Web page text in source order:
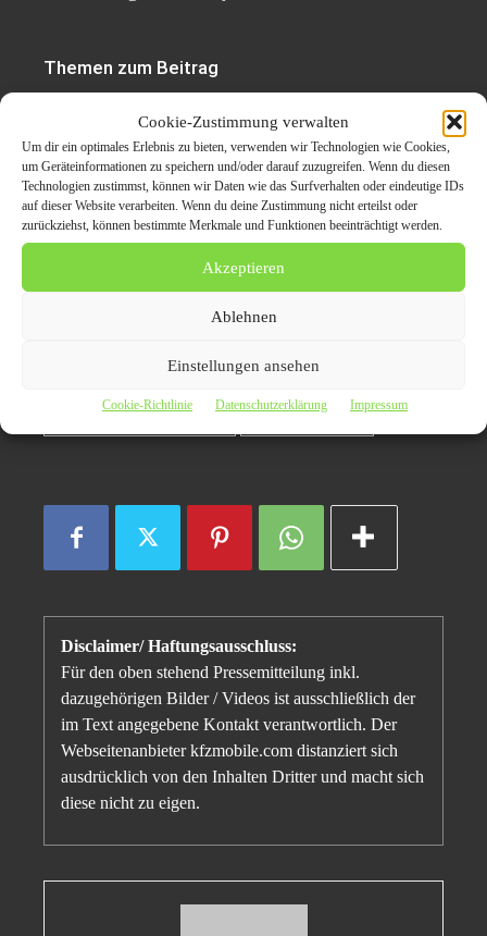
Cookie-Zustimmung verwalten
Um dir ein optimales Erlebnis zu bieten, verwenden wir Technologien wie Cookies,
um Geräteinformationen zu speichern und/oder darauf zuzugreifen. Wenn du diesen
Technologien zustimmst, können wir Daten wie das Surfverhalten oder eindeutige IDs
auf dieser Website verarbeiten. Wenn du deine Zustimmung nicht erteilst oder
zurückziehst, können bestimmte Merkmale und Funktionen beeinträchtigt werden.
Akzeptieren
Ablehnen
Einstellungen ansehen
Cookie-Richtlinie Datenschutzerklärung Impressum
Themen zum Beitrag
Auto verkaufen in
Dortmund : Fair und seriös
Auto Verkaufen in Dortmund
Autoankauf Dortmund
Automobile Dortmund Fair und seriös
Disclaimer/ Haftungsausschluss:
Für den oben stehend Pressemitteilung inkl.
dazugehörigen Bilder / Videos ist ausschließlich der
im Text angegebene Kontakt verantwortlich. Der
Webseitenanbieter kfzmobile.com distanziert sich
ausdrücklich von den Inhalten Dritter und macht sich
diese nicht zu eigen.